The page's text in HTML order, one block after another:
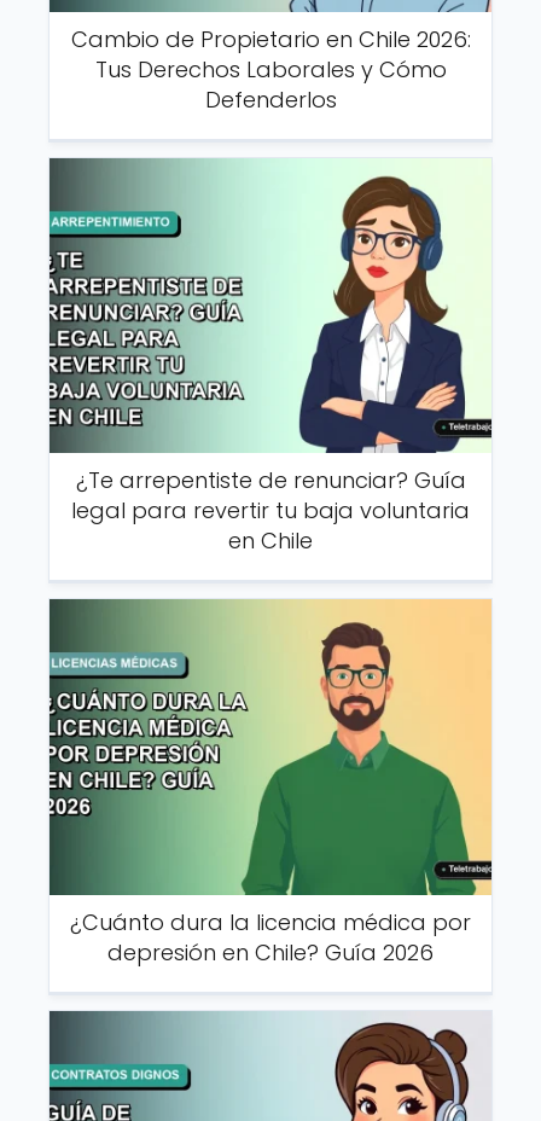
Cambio de Propietario en Chile 2026:
Tus Derechos Laborales y Cómo
Defenderlos
¿Te arrepentiste de renunciar? Guía
legal para revertir tu baja voluntaria
en Chile
¿Cuánto dura la licencia médica por
depresión en Chile? Guía 2026